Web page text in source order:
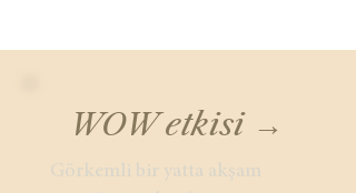
WOW etkisi →
Görkemli bir yatta akşam